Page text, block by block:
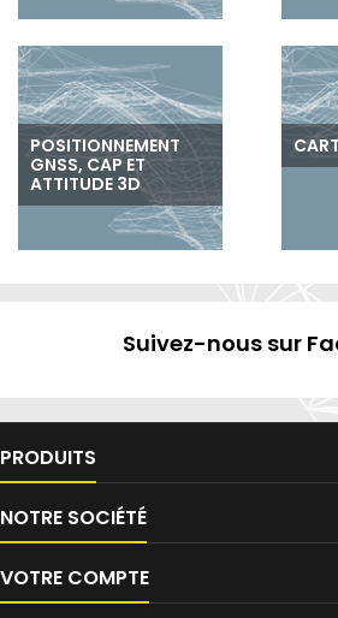
POSITIONNEMENT
GNSS, CAP ET
ATTITUDE 3D
Suivez-nous sur
PRODUITS
NOTRE SOCIÉTÉ
VOTRE COMPTE